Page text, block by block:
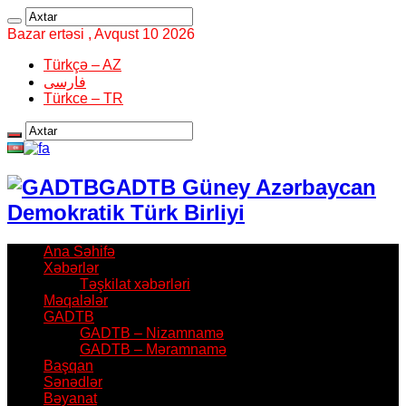
Bazar ertəsi , Avqust 10 2026
Türkçə – AZ
فارسی
Türkce – TR
GADTB Güney Azərbaycan
Demokratik Türk Birliyi
Ana Səhifə
Xəbərlər
Təşkilat xəbərləri
Məqalələr
GADTB
GADTB – Nizamnamə
GADTB – Məramnamə
Başqan
Sənədlər
Bəyanat